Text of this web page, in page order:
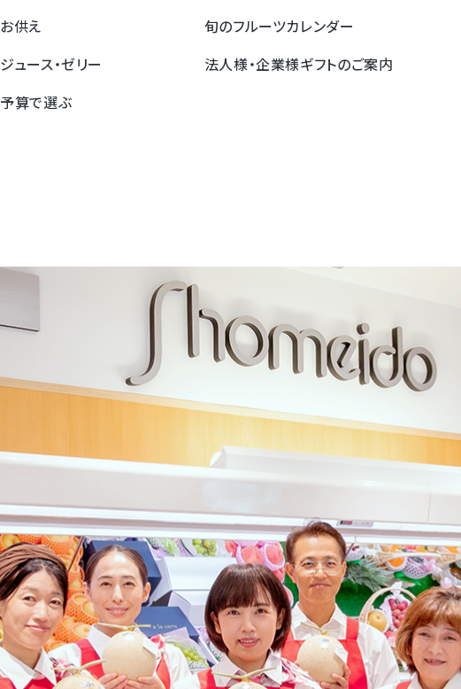
お供え
ジュース・ゼリー
予算で選ぶ
旬のフルーツカレンダー
法人様・企業様ギフトのご案内